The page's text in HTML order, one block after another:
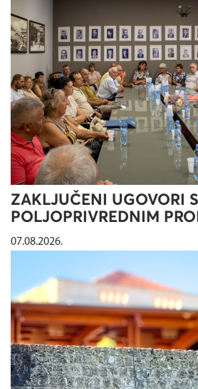
ZAKLJUČENI UGOVORI
POLJOPRIVREDNIM
07.08.2026.